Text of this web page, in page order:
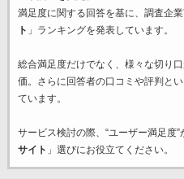
満足度に関する回答を基に、調査企業
ト 」ランキングを発表しています。
総合満足度だけでなく、様々な切り口
価。さらに回答者の口コミや評判と
ています。
サービス検討の際、“ユーザー満足度”
サイト 」選びにお役立てください。